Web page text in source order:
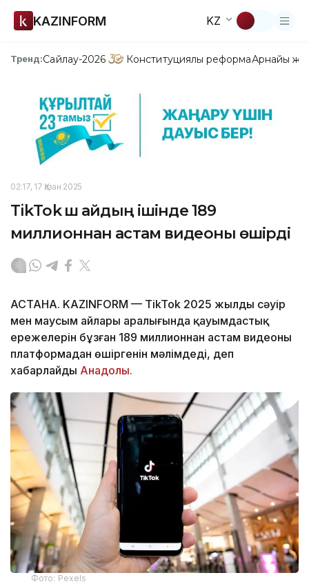
KAZINFORM KZ
Тренд:Сайлау-2026 Конституциялық реформаАрнайы
02:17, 17 Қазан 2025
TikTok үш айдың ішінде 189
миллионнан астам видеоны өшірді
АСТАНА. KAZINFORM — TikTok 2025 жылдың сәуір
мен маусым айлары аралығында қауымдастық
ережелерін бұзған 189 миллионнан астам видеоны
платформадан өшіргенін мәлімдеді, деп
хабарлайды Анадолы.
Фото: Pexels